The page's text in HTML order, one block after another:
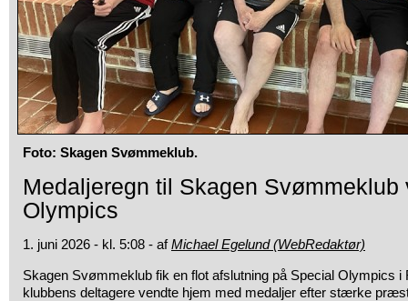
Foto: Skagen Svømmeklub.
Medaljeregn til Skagen Svømmeklub
Olympics
1. juni 2026 - kl. 5:08 - afMichael Egelund (WebRedaktør)
Skagen Svømmeklub fik en flot afslutning på Special Olympics i
klubbens deltagere vendte hjem med medaljer efter stærke